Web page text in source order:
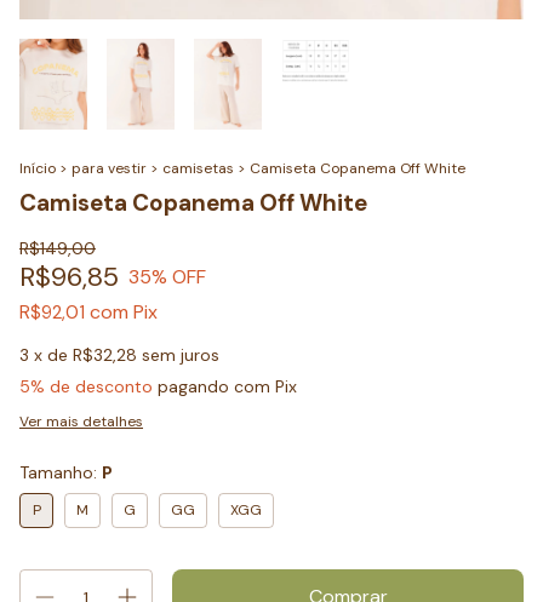
Início > para vestir > camisetas > Camiseta Copanema Off White
Camiseta Copanema Off White
R$149,00
R$96,85 35% OFF
R$92,01 com Pix
3 x de R$32,28 sem juros
5% de desconto pagando com Pix
Ver mais detalhes
Tamanho: P
P M G GG XGG